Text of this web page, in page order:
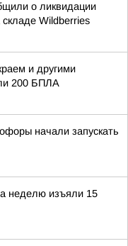
о ликвидации
складе Wildberries
и другими
200 БПЛА
начали запускать
неделю изъяли 15